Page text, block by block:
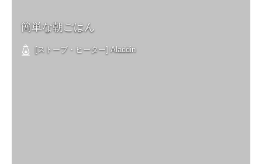
簡単な朝ごはん
[ストーブ・ヒーター] Aladdin